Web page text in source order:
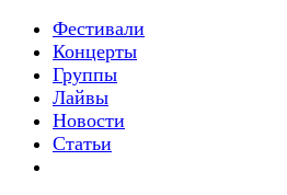
Фестивали
Концерты
Группы
Лайвы
Новости
Статьи